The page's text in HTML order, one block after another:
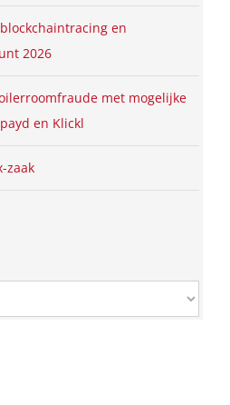
en
2026
met mogelijke
en Klickl
zaak